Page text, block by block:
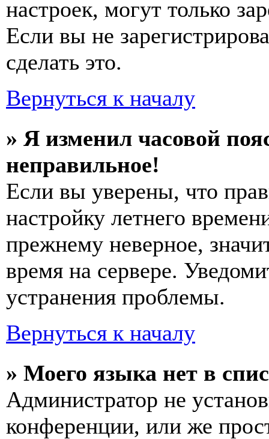
настроек, могут только
Если вы не
сделать это.
Вернуться к началу
» Я изменил часовой
неправильное!
Если вы уверены, что
настройку летнего
прежнему неверное,
время на сервере.
устранения проблемы.
Вернуться к началу
» Моего языка нет в
Администратор не
конференции, или же